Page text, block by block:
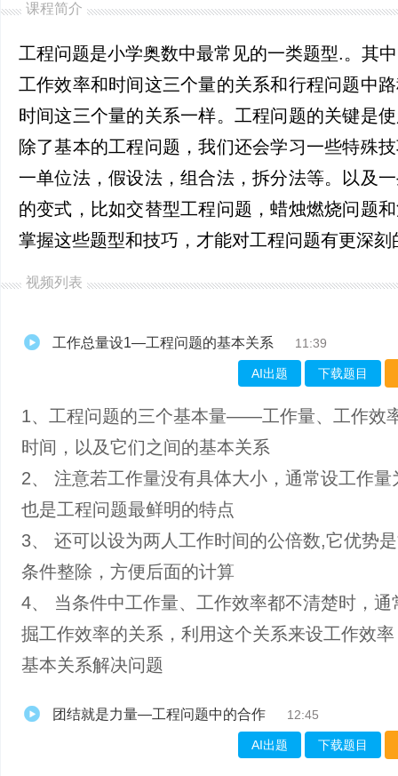
课程简介
工程问题是小学奥数中最常见的一类题型.。其
工作效率和时间这三个量的关系和行程问题中
时间这三个量的关系一样。工程问题的关键是
除了基本的工程问题，我们还会学习一些特殊
一单位法，假设法，组合法，拆分法等。以及
的变式，比如交替型工程问题，蜡烛燃烧问题
掌握这些题型和技巧，才能对工程问题有更深刻
视频列表
工作总量设1—工程问题的基本关系 11:39
AI出题 下载题目
1、工程问题的三个基本量——工作量、工作效
时间，以及它们之间的基本关系
2、 注意若工作量没有具体大小，通常设工作量
也是工程问题最鲜明的特点
3、 还可以设为两人工作时间的公倍数,它优势
条件整除，方便后面的计算
4、 当条件中工作量、工作效率都不清楚时，通
掘工作效率的关系，利用这个关系来设工作效
基本关系解决问题
团结就是力量—工程问题中的合作 12:45
AI出题 下载题目